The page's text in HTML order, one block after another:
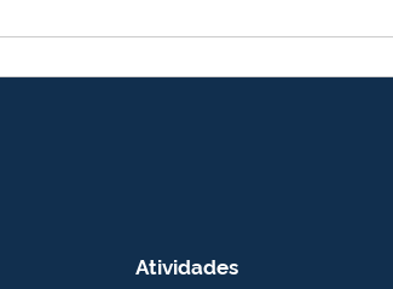
Atividades